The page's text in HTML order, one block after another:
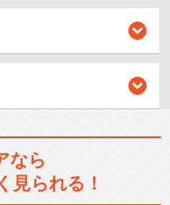
ーは失踪事件の捜索を開始
、もう少しの所で逃げてい
ーである、双子姉妹との協
謎の女ライダー「ソウル
ちの出逢いにまで遡る過去
なら
見られる！